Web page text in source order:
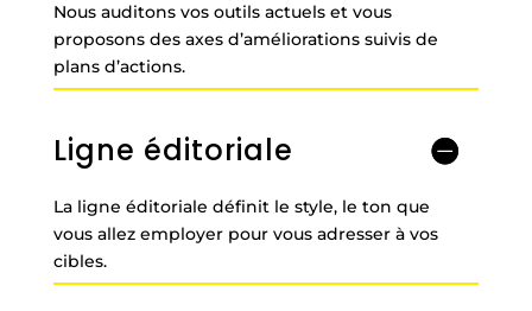
Nous auditons vos outils actuels et vous
proposons des axes d’améliorations suivis de
plans d’actions.
Ligne éditoriale
La ligne éditoriale définit le style, le ton que
vous allez employer pour vous adresser à vos
cibles.